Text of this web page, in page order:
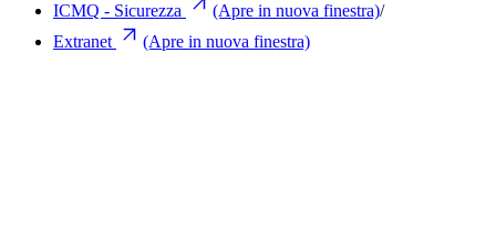
ICMQ - Sicurezza
(Apre in nuova finestra)/
Extranet
(Apre in nuova finestra)